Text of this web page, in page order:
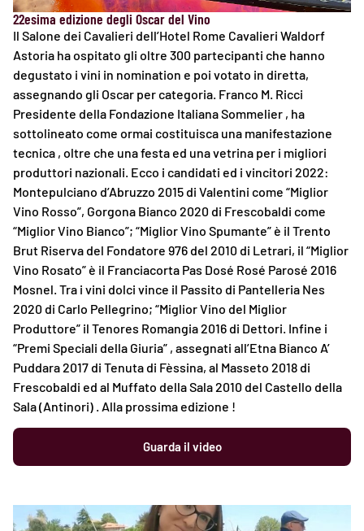
22esima edizione degli Oscar del Vino
Il Salone dei Cavalieri dell’Hotel Rome Cavalieri Waldorf
Astoria ha ospitato gli oltre 300 partecipanti che hanno
degustato i vini in nomination e poi votato in diretta,
assegnando gli Oscar per categoria. Franco M. Ricci
Presidente della Fondazione Italiana Sommelier , ha
sottolineato come ormai costituisca una manifestazione
tecnica , oltre che una festa ed una vetrina per i migliori
produttori nazionali. Ecco i candidati ed i vincitori 2022:
Montepulciano d’Abruzzo 2015 di Valentini come “Miglior
Vino Rosso”, Gorgona Bianco 2020 di Frescobaldi come
“Miglior Vino Bianco”; “Miglior Vino Spumante” è il Trento
Brut Riserva del Fondatore 976 del 2010 di Letrari, il “Miglior
Vino Rosato” è il Franciacorta Pas Dosé Rosé Parosé 2016
Mosnel. Tra i vini dolci vince il Passito di Pantelleria Nes
2020 di Carlo Pellegrino; “Miglior Vino del Miglior
Produttore” il Tenores Romangia 2016 di Dettori. Infine i
“Premi Speciali della Giuria” , assegnati all’Etna Bianco A’
Puddara 2017 di Tenuta di Fèssina, al Masseto 2018 di
Frescobaldi ed al Muffato della Sala 2010 del Castello della
Sala (Antinori) . Alla prossima edizione !
Guarda il video